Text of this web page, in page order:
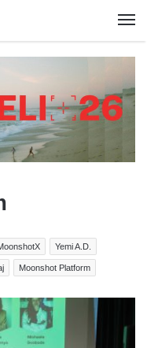
Yemi A.D.
Moonshot Platform